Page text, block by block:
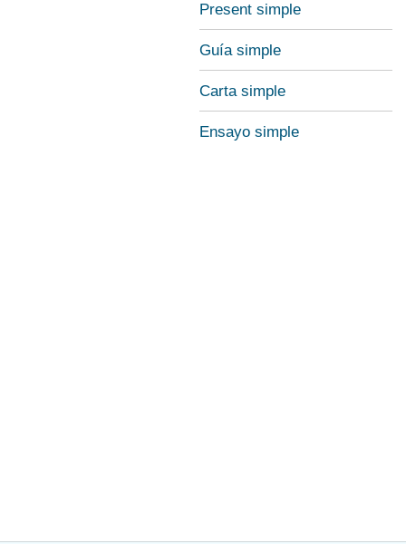
Present simple
Guía simple
Carta simple
Ensayo simple